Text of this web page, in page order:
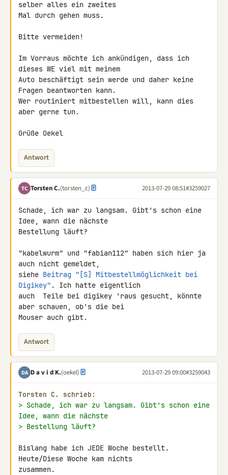
selber alles ein zweites
Mal durch gehen muss.
Bitte vermeiden!
Im Vorraus möchte ich ankündigen, dass ich
dieses WE viel mit meinem
Auto beschäftigt sein werde und daher keine
Fragen beantworten kann.
Wer routiniert mitbestellen will, kann dies
aber gerne tun.
Grüße Oekel
Antwort
TC Torsten C.(torsten_c) 2013-07-29 08:51#3259027
Schade, ich war zu langsam. Gibt's schon eine
Idee, wann die nächste
Bestellung läuft?
"kabelwurm" und "fabian112" haben sich hier ja
auch nicht gemeldet,
siehe Beitrag "[S] Mitbestellmöglichkeit bei
Digikey" . Ich hatte eigentlich
auch  Teile bei digikey 'raus gesucht, könnte
aber schauen, ob's die bei
Mouser auch gibt.
Antwort
DA D a v i d K.(oekel) 2013-07-29 09:00#3259043
Torsten C. schrieb:
> Schade, ich war zu langsam. Gibt's schon eine
Idee, wann die nächste
> Bestellung läuft?
Bislang habe ich JEDE Woche bestellt.
Heute/Diese Woche kam nichts
zusammen.